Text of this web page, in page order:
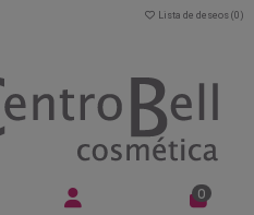
Lista de deseos (0 )
0